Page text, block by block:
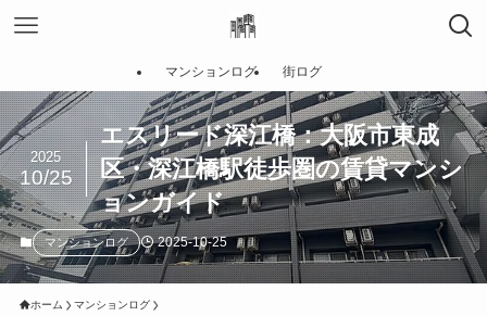
マンションログ 街ログ
エスリード深江橋：大阪市東成
区・深江橋駅徒歩圏の賃貸マンシ
ョンガイド
2025
10/25
マンションログ 2025-10-25
ホーム マンションログ